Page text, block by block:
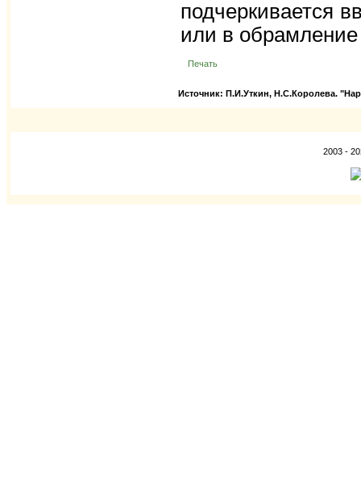
подчеркивается
или в обрамление
Печать
Источник: П.И.Уткин, Н.С.Королева.
2003 -